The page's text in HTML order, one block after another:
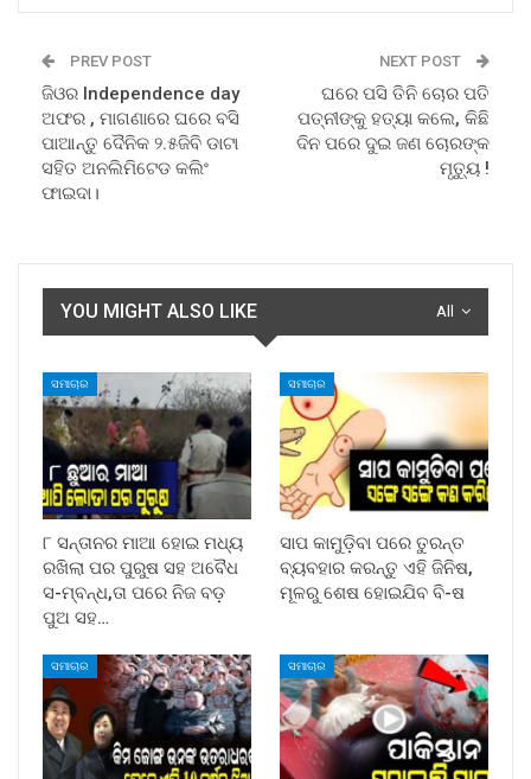
PREV POST
ଜିଓର Independence day
ଅଫର , ମାଗଣାରେ ଘରେ ବସି
ପାଆନ୍ତୁ ଦୈନିକ ୨.୫ଜିବି ଡାଟା
ସହିତ ଅନଲିମିଟେଡ କଲିଂ
ଫାଇଦା।
NEXT POST
ଘରେ ପସି ତିନି ଚୋର ପତି
ପତ୍ନୀଙ୍କୁ ହତ୍ୟା କଲେ, କିଛି
ଦିନ ପରେ ଦୁଇ ଜଣ ଚୋରଙ୍କ
ମୃତ୍ୟୁ !
All
YOU MIGHT ALSO LIKE
ସମାଚାର
୮ ସନ୍ତାନର ମାଆ ହୋଇ ମଧ୍ୟ
ରଖିଲା ପର ପୁରୁଷ ସହ ଅବୈଧ
ସ-ମ୍ବନ୍ଧ,ତା ପରେ ନିଜ ବଡ଼
ପୁଅ ସହ…
ସମାଚାର
ସାପ କାମୁଡ଼ିବା ପରେ ତୁରନ୍ତ
ବ୍ୟବହାର କରନ୍ତୁ ଏହି ଜିନିଷ,
ମୂଳରୁ ଶେଷ ହୋଇଯିବ ବି-ଷ
ସମାଚାର ସମାଚାର